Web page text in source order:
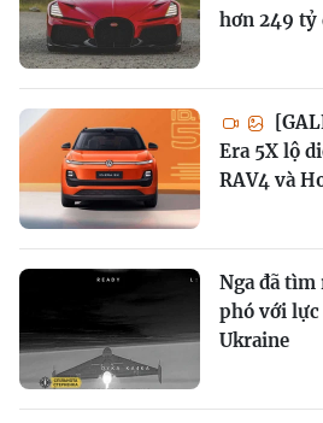
hơn 249 tỷ
Era 5X lộ
RAV4 và
Nga đã tìm
phó với
Ukraine